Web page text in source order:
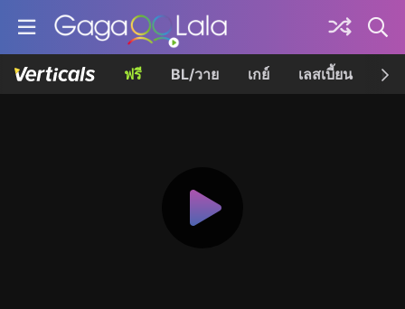
ฟรี BL/วาย เกย์ เลสเบี้ยน เค